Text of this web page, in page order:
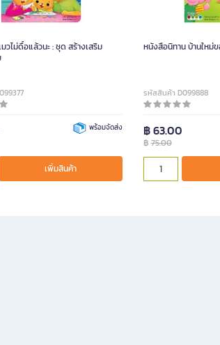
วไม่ดื้อแล้วนะ : ชุด สร้างเสริม
พร้อมจัดส่ง
เพิ่มสินค้า
หนังสือนิทาน บ้านให
รหัสสินค้า D099888
฿ 63.00
฿75.00